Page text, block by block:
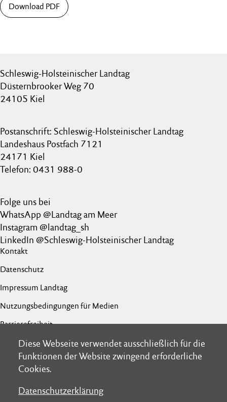
Diese Webseite verwendet ausschließlich für die
Funktionen der Website zwingend erforderliche
Cookies.
Datenschutzerklärung
Diese Webseite verwendet ausschließlich für die
Funktionen der Website zwingend erforderliche
Cookies.
Datenschutzerklärung
Download PDF
Schleswig-Holsteinischer Landtag
Düsternbrooker Weg 70
24105 Kiel
Postanschrift: Schleswig-Holsteinischer Landtag
Landeshaus Postfach 7121
24171 Kiel
Telefon: 0431 988-0
Folge uns bei
WhatsApp @Landtag am Meer
Instagram @landtag_sh
LinkedIn @Schleswig-Holsteinischer Landtag
Kontakt
Datenschutz
Impressum Landtag
Nutzungsbedingungen für Medien
Barrierefreiheit
Netiquette